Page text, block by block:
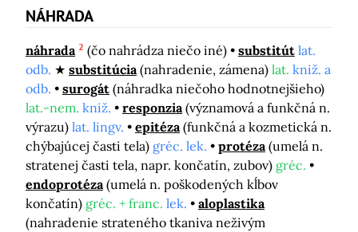
NÁHRADA
náhrada 2 (čo nahrádza niečo iné) substitút lat.
odb.
substitúcia (nahradenie, zámena) lat. kniž. a
odb.
surogát (náhradka niečoho hodnotnejšieho)
lat.-nem. kniž. responzia (významová a funkčná n.
výrazu) lat. lingv. epitéza (funkčná a kozmetická n.
chýbajúcej časti tela) gréc. lek. protéza (umelá n.
stratenej časti tela, napr. končatín, zubov) gréc.
endoprotéza (umelá n. poškodených kĺbov
končatín) gréc. + franc. lek.
aloplastika
(nahradenie strateného tkaniva neživým